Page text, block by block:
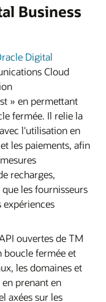
Business
Digital
Cloud
» en permettant
fermée. Il relie la
l'utilisation en
les paiements, afin
recharges,
les fournisseurs
expériences
ouvertes de TM
boucle fermée et
les domaines et
prenant en
axées sur les